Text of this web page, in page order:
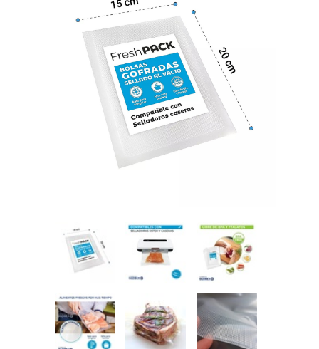
Rollos De Vacio Gofrados
Insumos Complementarios
Repuestos Y Accesorios
Sous Vide - Cocción Al Vacío
Tipos de selladoras
Servicio Técnico